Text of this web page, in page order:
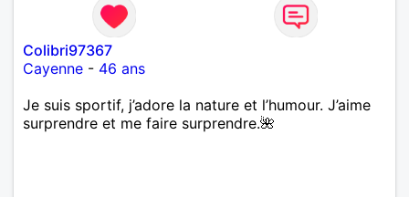
Colibri97367
Cayenne - 46 ans
Je suis sportif, j’adore la nature et l’humour. J’aime
surprendre et me faire surprendre.🌺